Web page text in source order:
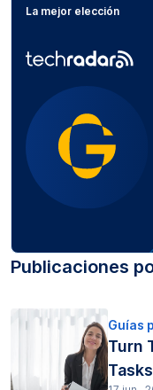
La mejor elección
Publicaciones
Guías
Turn